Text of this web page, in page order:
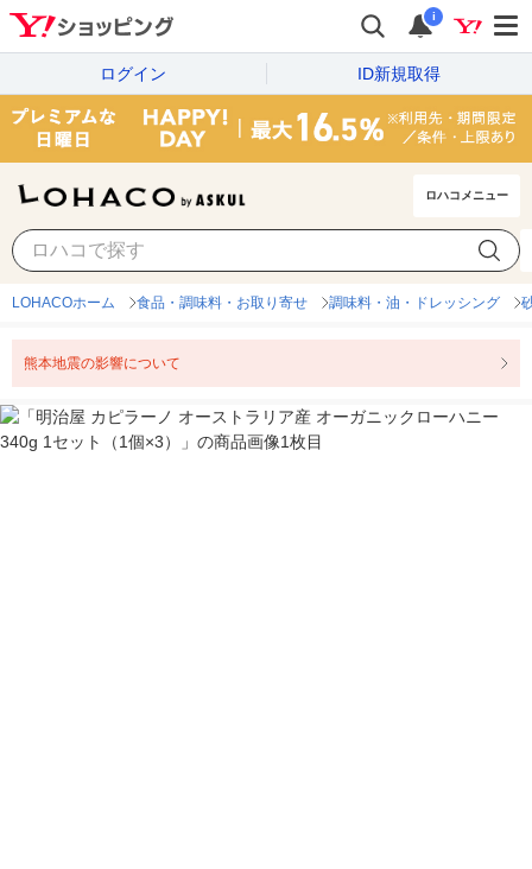
i
ログイン ID新規取得
ロハコメニュー
LOHACOホーム 食品・調味料・お取り寄せ 調味料・油・ドレッシング
熊本地震の影響について